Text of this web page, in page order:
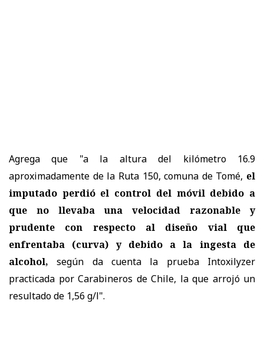
Agrega que "a la altura del kilómetro 16.9
aproximadamente de la Ruta 150, comuna de Tomé, el
imputado perdió el control del móvil debido a
que no llevaba una velocidad razonable y
prudente con respecto al diseño vial que
enfrentaba (curva) y debido a la ingesta de
alcohol, según da cuenta la prueba Intoxilyzer
practicada por Carabineros de Chile, la que arrojó un
resultado de 1,56 g/l".